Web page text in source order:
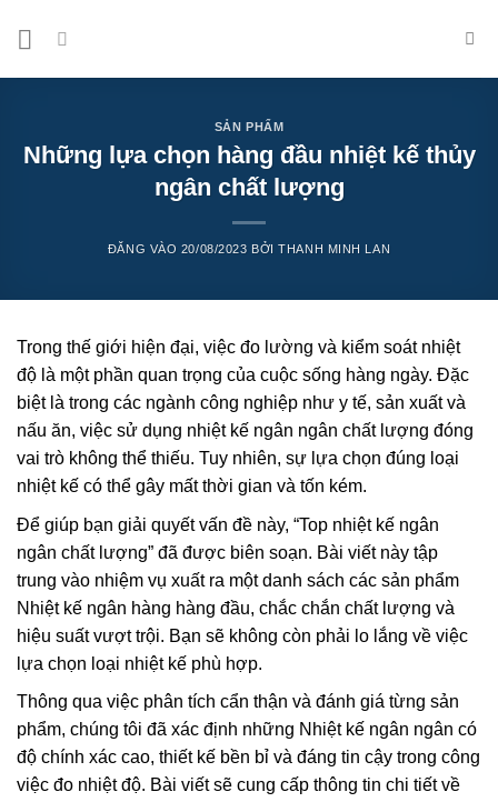
SẢN PHẨM
Những lựa chọn hàng đầu nhiệt kế thủy
ngân chất lượng
ĐĂNG VÀO 20/08/2023 BỞITHANH MINH LAN
Trong thế giới hiện đại, việc đo lường và kiểm soát nhiệt
độ là một phần quan trọng của cuộc sống hàng ngày. Đặc
biệt là trong các ngành công nghiệp như y tế, sản xuất và
nấu ăn, việc sử dụng nhiệt kế ngân ngân chất lượng đóng
vai trò không thể thiếu. Tuy nhiên, sự lựa chọn đúng loại
nhiệt kế có thể gây mất thời gian và tốn kém.
Để giúp bạn giải quyết vấn đề này, “Top nhiệt kế ngân
ngân chất lượng” đã được biên soạn. Bài viết này tập
trung vào nhiệm vụ xuất ra một danh sách các sản phẩm
Nhiệt kế ngân hàng hàng đầu, chắc chắn chất lượng và
hiệu suất vượt trội. Bạn sẽ không còn phải lo lắng về việc
lựa chọn loại nhiệt kế phù hợp.
Thông qua việc phân tích cẩn thận và đánh giá từng sản
phẩm, chúng tôi đã xác định những Nhiệt kế ngân ngân có
độ chính xác cao, thiết kế bền bỉ và đáng tin cậy trong công
việc đo nhiệt độ. Bài viết sẽ cung cấp thông tin chi tiết về